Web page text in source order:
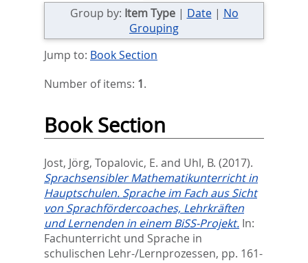
Group by: Item Type| Date| No
Grouping
Jump to: Book Section
Number of items: 1.
Book Section
Jost, Jörg, Topalovic, E. and Uhl, B. (2017).
Sprachsensibler Mathematikunterricht in
Hauptschulen. Sprache im Fach aus Sicht
von Sprachfördercoaches, Lehrkräften
und Lernenden in einem BiSS-Projekt. In:
Fachunterricht und Sprache in
schulischen Lehr-/Lernprozessen, pp. 161-